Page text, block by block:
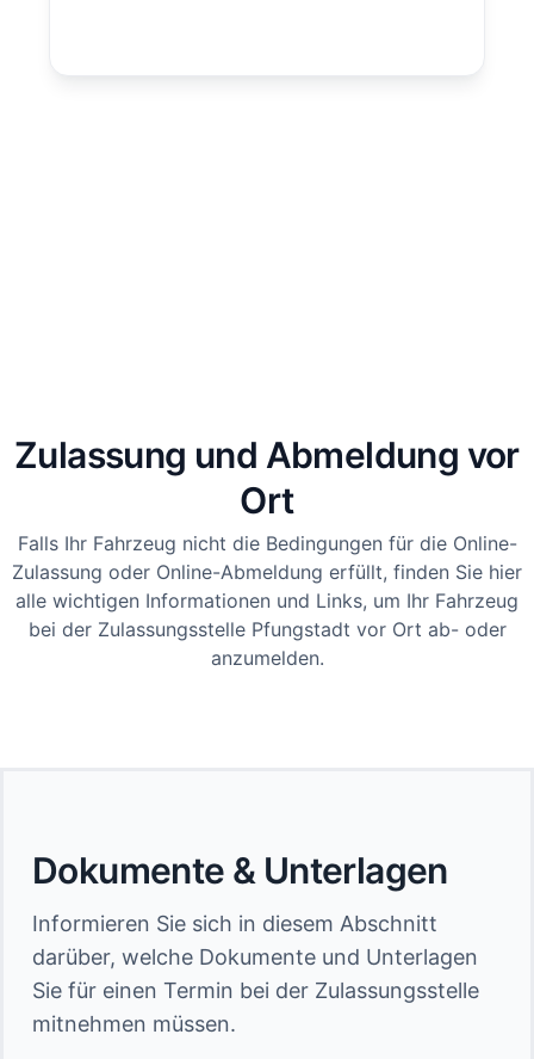
Zulassung und Abmeldung vor
Ort
Falls Ihr Fahrzeug nicht die Bedingungen für die Online-
Zulassung oder Online-Abmeldung erfüllt, finden Sie hier
alle wichtigen Informationen und Links, um Ihr Fahrzeug
bei der Zulassungsstelle Pfungstadt vor Ort ab- oder
anzumelden.
Dokumente & Unterlagen
Informieren Sie sich in diesem Abschnitt
darüber, welche Dokumente und Unterlagen
Sie für einen Termin bei der Zulassungsstelle
mitnehmen müssen.